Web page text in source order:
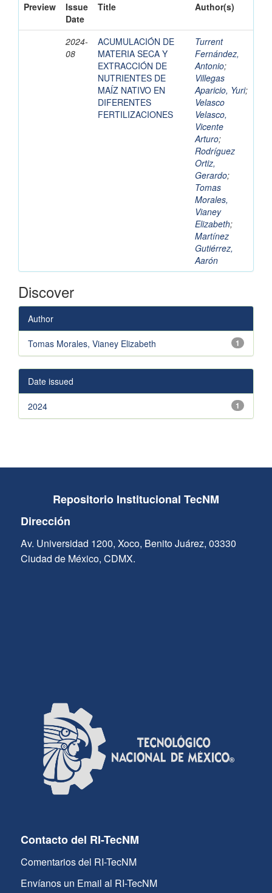
Preview
Issue
Date
Title Author(s)
2024-
08
ACUMULACIÓN DE
MATERIA SECA Y
EXTRACCIÓN DE
NUTRIENTES DE
MAÍZ NATIVO EN
DIFERENTES
FERTILIZACIONES
Turrent
Fernández,
Antonio;
Villegas
Aparicio, Yuri;
Velasco
Velasco,
Vicente
Arturo;
Rodríguez
Ortiz,
Gerardo;
Tomas
Morales,
Vianey
Elizabeth;
Martínez
Gutiérrez,
Aarón
Discover
Author
1
Tomas Morales, Vianey Elizabeth
Date issued
1
2024
Repositorio Institucional TecNM
Dirección
Av. Universidad 1200, Xoco, Benito Juárez, 03330
Ciudad de México, CDMX.
Contacto del RI-TecNM
Comentarios del RI-TecNM
Envíanos un Email al RI-TecNM